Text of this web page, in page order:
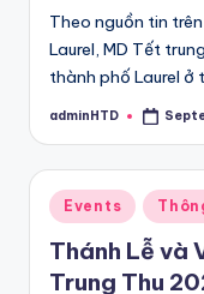
Theo nguồn tin
Laurel, MD Tết
thành phố Laurel ở
Posted
adminHTD
Posted
in
Events
Thánh Lễ và
Trung Thu